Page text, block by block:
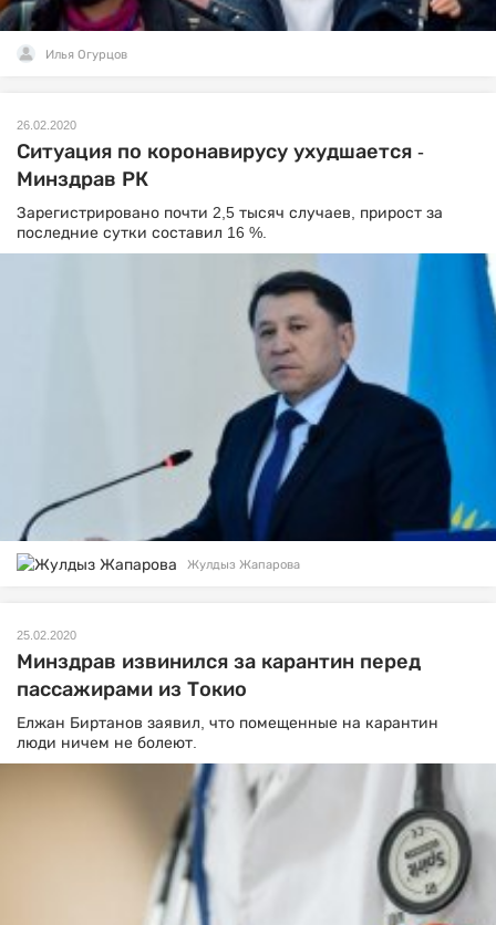
Илья Огурцов
26.02.2020
Ситуация по коронавирусу ухудшается -
Минздрав РК
Зарегистрировано почти 2,5 тысяч случаев, прирост за
последние сутки составил 16 %.
Жулдыз Жапарова
25.02.2020
Минздрав извинился за карантин перед
пассажирами из Токио
Елжан Биртанов заявил, что помещенные на карантин
люди ничем не болеют.